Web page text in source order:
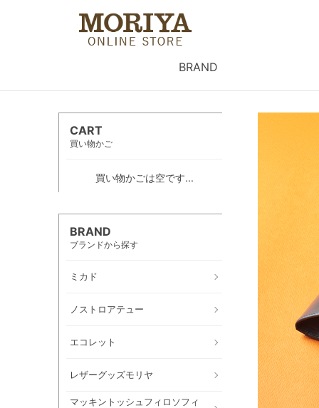
BRAND
CART
買い物かご
買い物かごは空です...
BRAND
ブランドから探す
ミカド
ノストロアテュー
エコレット
レザーグッズモリヤ
マッキントッシュフィロソフィ